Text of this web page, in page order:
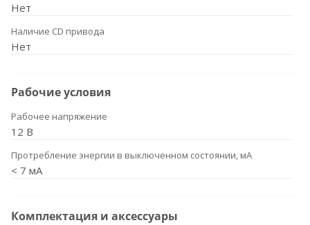
Нет
Наличие CD привода
Нет
Рабочие условия
Рабочее напряжение
12 В
Протребление энергии в выключенном состоянии, мА
< 7 мА
Комплектация и аксессуары